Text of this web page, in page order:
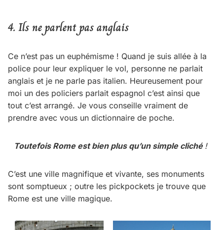
4. Ils ne parlent pas anglais
Ce n’est pas un euphémisme ! Quand je suis allée à la
police pour leur expliquer le vol, personne ne parlait
anglais et je ne parle pas italien. Heureusement pour
moi un des policiers parlait espagnol c’est ainsi que
tout c’est arrangé. Je vous conseille vraiment de
prendre avec vous un dictionnaire de poche.
Toutefois Rome est bien plus qu’un simple cliché !
C’est une ville magnifique et vivante, ses monuments
sont somptueux ; outre les pickpockets je trouve que
Rome est une ville magique.